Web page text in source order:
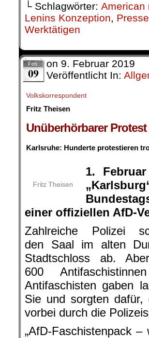
└ Schlagwörter: American
Lenins Konzeption,
Werktätigen
Feb.
09
on 9. Februar 2019
Veröffentlicht In:
Volkskorrespondent
Fritz Theisen
Unüberhörbarer
Karlsruhe: Hunderte protestieren
Fritz Theisen
1.
einer offiziellen AfD-
Zahlreiche Polizei
den Saal im alten
Stadtschloss ab.
600
Antifaschisten gaben
Sie und sorgten
vorbei durch die
„AfD-Faschistenpack